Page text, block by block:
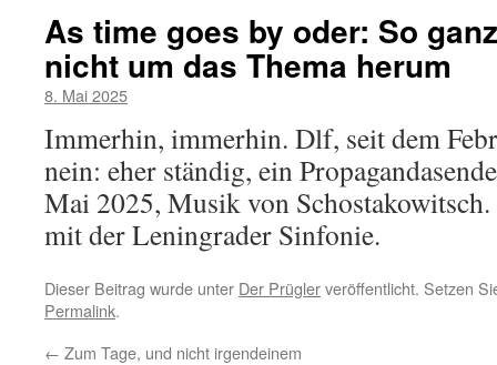
As time goes by oder: So
nicht um das Thema herum
8. Mai 2025
Immerhin, immerhin. Dlf, seit dem
nein: eher ständig, ein
Mai 2025, Musik von
mit der Leningrader Sinfonie.
Dieser Beitrag wurde unter Der Prüglerveröffentlicht. Setzen
Permalink.
← Zum Tage, und nicht irgendeinem